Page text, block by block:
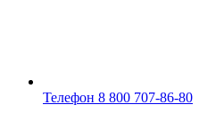
Телефон 8 800 707-86-80